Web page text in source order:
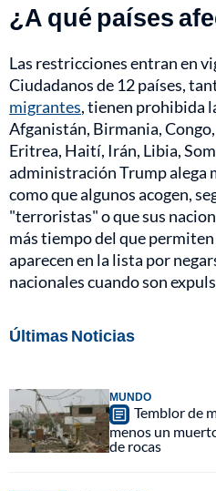
¿A qué países
Las restricciones entran en
Ciudadanos de 12 países,
migrantes, tienen prohibida
Afganistán, Birmania,
Eritrea, Haití, Irán, Libia,
administración Trump alega
como que algunos acogen,
"terroristas" o que sus
más tiempo del que
aparecen en la lista por
nacionales cuando son
Últimas Noticias
MUNDO
Temblor de
menos un
de rocas